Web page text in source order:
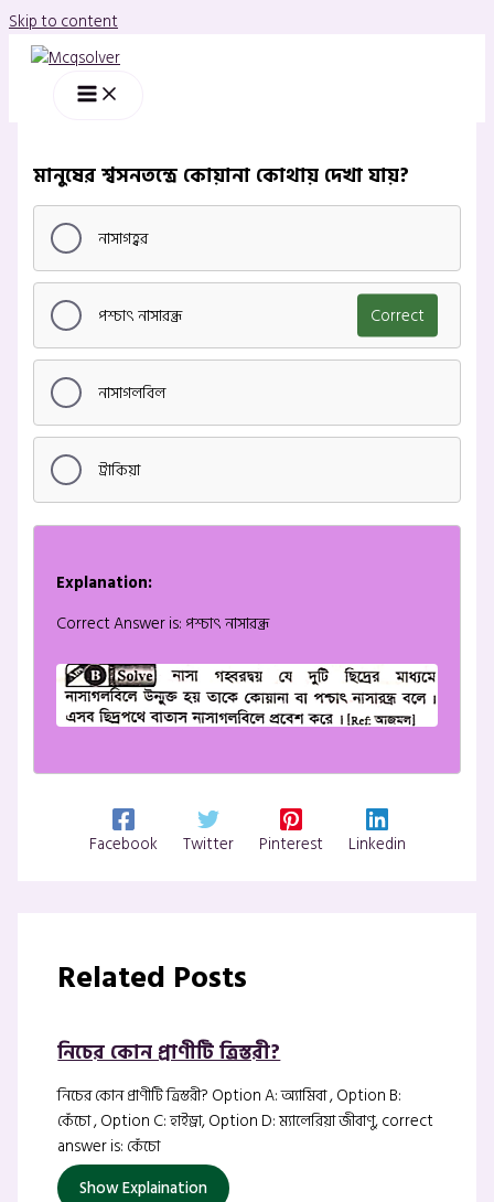
Skip to content
মানুষের শ্বসনতন্ত্রে কোয়ানা কোথায় দেখা যায়?
নাসাগহ্বর
পশ্চাৎ নাসারন্ধ্র Correct
নাসাগলবিল
ট্রাকিয়া
Explanation:
Correct Answer is: পশ্চাৎ নাসারন্ধ্র
Facebook Twitter Pinterest Linkedin
Related Posts
নিচের কোন প্রাণীটি ত্রিস্তরী?
নিচের কোন প্রাণীটি ত্রিস্তরী? Option A: অ্যামিবা , Option B:
কেঁচো , Option C: হাইড্রা, Option D: ম্যালেরিয়া জীবাণু, correct
answer is: কেঁচো
Show Explaination